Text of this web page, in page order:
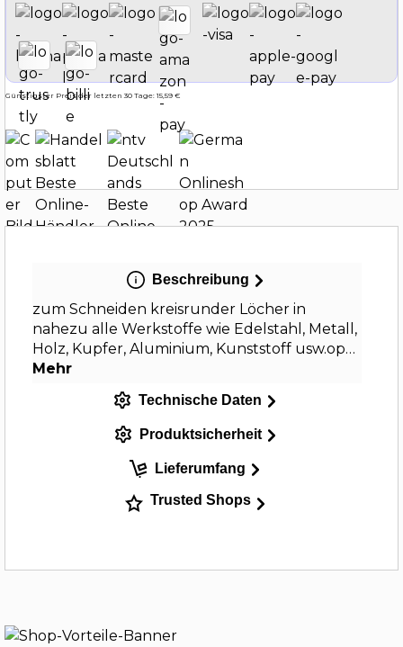
Günstigster Preis der letzten 30 Tage: 15,59 €
Beschreibung
zum Schneiden kreisrunder Löcher in
nahezu alle Werkstoffe wie Edelstahl, Metall,
Holz, Kupfer, Aluminium, Kunststoff usw.op…
Mehr
Technische Daten
Produktsicherheit
Lieferumfang
Trusted Shops